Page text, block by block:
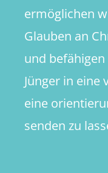
ermöglichen
Glauben an
und
Jünger in eine
eine
senden zu